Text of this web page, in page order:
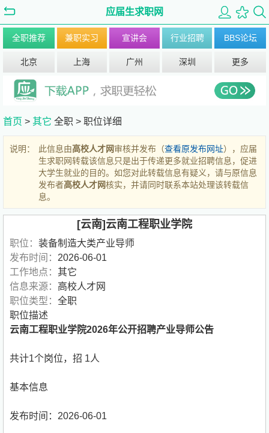
应届生求职网
全职推荐 兼职实习 宣讲会 行业招聘 BBS论坛
北京 上海 广州 深圳 更多
首页 > 其它 全职 > 职位详细
说明： 此信息由高校人才网审核并发布（查看原发布网址），应届
生求职网转载该信息只是出于传递更多就业招聘信息，促进
大学生就业的目的。如您对此转载信息有疑义，请与原信息
发布者高校人才网核实，并请同时联系本站处理该转载信
息。
[云南]云南工程职业学院
职位： 装备制造大类产业导师
发布时间： 2026-06-01
工作地点： 其它
信息来源： 高校人才网
职位类型： 全职
职位描述
云南工程职业学院2026年公开招聘产业导师公告
共计1个岗位，招 1人
基本信息
发布时间：2026-06-01